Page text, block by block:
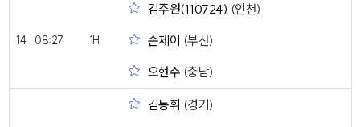
14 08:27 1H
김주원(110724) (인천)
손제이 (부산)
오현수 (충남)
김동휘 (경기)